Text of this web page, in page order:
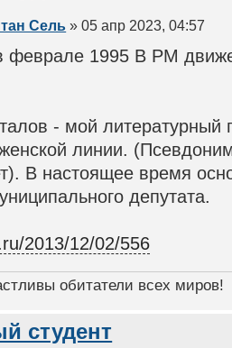
Сель » 05 апр 2023, 04:57
феврале 1995 В РМ
- мой
линии.
В настоящее время
депутата.
2013/12/02/556
обитатели всех миров!
студент